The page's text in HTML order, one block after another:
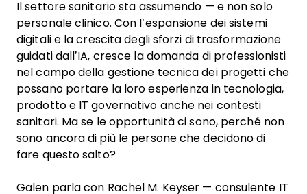
Il settore sanitario sta assumendo — e non solo
personale clinico. Con l’espansione dei sistemi
digitali e la crescita degli sforzi di trasformazione
guidati dall’IA, cresce la domanda di professionisti
nel campo della gestione tecnica dei progetti che
possano portare la loro esperienza in tecnologia,
prodotto e IT governativo anche nei contesti
sanitari. Ma se le opportunità ci sono, perché non
sono ancora di più le persone che decidono di
fare questo salto?
Galen parla con Rachel M. Keyser — consulente IT